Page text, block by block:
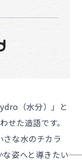
（水分）」と
せた造語です。
な水のチカラ
姿へと導きたい――